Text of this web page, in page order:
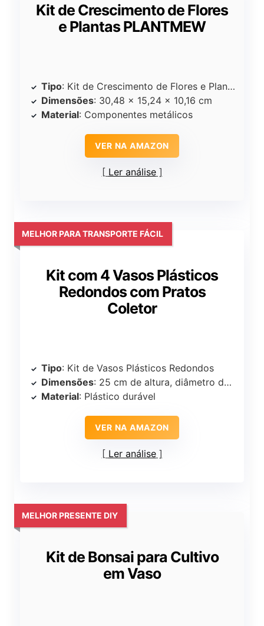
Kit de Crescimento de Flores
e Plantas PLANTMEW
Tipo: Kit de Crescimento de Flores e Plantas
Dimensões: 30,48 x 15,24 x 10,16 cm
Material: Componentes metálicos
VER NA AMAZON
Ler análise
Kit com 4 Vasos Plásticos
Redondos com Pratos
Coletor
MELHOR PARA TRANSPORTE FÁCIL
Tipo: Kit de Vasos Plásticos Redondos
Dimensões: 25 cm de altura, diâmetro de 17 cm na parte superior
Material: Plástico durável
VER NA AMAZON
Ler análise
Kit de Bonsai para Cultivo
em Vaso
MELHOR PRESENTE DIY